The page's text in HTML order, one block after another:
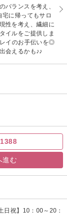
バランスを考え、
宅に帰ってもサロ
性を考え、繊細に
イルをご提供しま
イのお手伝いを◎
会えるかも♪♪
進む
日祝】10：00～20：